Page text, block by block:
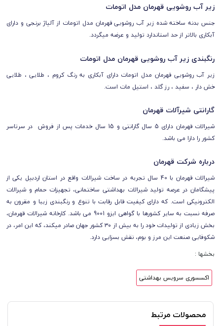
زیر آب روشویی قهرمان مدل اتومات
جنس بدنه ساخته شده زیر آب روشویی قهرمان مدل اتومات از آلیاژ برنجی و دارای
آبکاری بالاتر از حد استاندارد تولید و عرضه میگردد.
رنگبندی زیر آب روشویی قهرمان مدل اتومات
زیر آب روشویی قهرمان مدل اتومات دارای آبکاری به رنگ کروم ، طلایی ، طلایی
خش دار ، سفید ، رز گلد ، استیل مات است.
گارانتی شیرآلات قهرمان
شیرالات قهرمان
دارای 5 سال گارانتی و 15 سال خدمات پس از فروش در سرتاسر
کشور را دارا می باشد.
درباره شرکت قهرمان
شیرالات قهرمان با 40 سال تجربه در ساخت شیرالات واقع در استان اردبیل یکی از
پیشگامان در عرصه تولید شیرالات بهداشتی ساختمانی، تجهیزات حمام و شیرالات
الکترونیکی است. که دارای کیفیت قابل رقابت با تنوع و رنگبندی زیبا و مقرون به
صرفه نسبت به سایر کشورها با گواهی ایزو 9001 می باشد. کارخانه شیرالات قهرمان،
بخش زیادی از تولیدات خود را به بیش از ۳۰ کشور جهان صادر میکند، که این امر، در
شکوفایی صنعت این مرز و بوم، نقش بسزایی دارد.
بخشها :
اکسسوری سرویس بهداشتی
محصولات مرتبط